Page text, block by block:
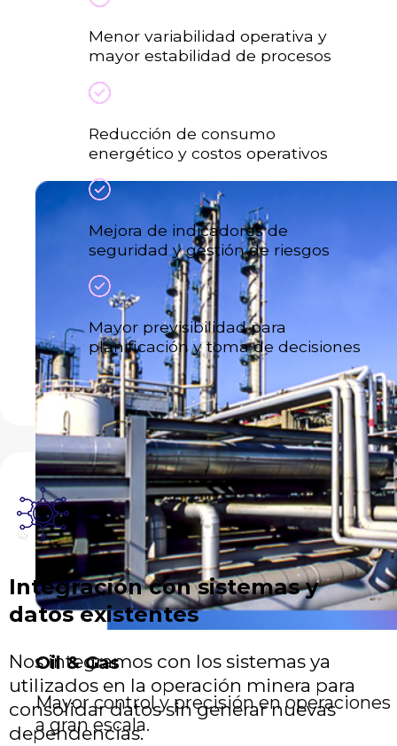
Oil & Gas
Mayor control y precisión en operaciones
a gran escala.
Menor variabilidad operativa y
mayor estabilidad de procesos
Reducción de consumo
energético y costos operativos
Mejora de indicadores de
seguridad y gestión de riesgos
Mayor previsibilidad para
planificación y toma de decisiones
Integración con sistemas y
datos existentes
Nos integramos con los sistemas ya
utilizados en la operación minera para
consolidar datos sin generar nuevas
dependencias.